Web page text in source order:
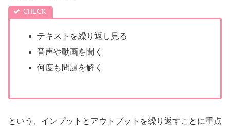
テキストを繰り返し見る
音声や動画を聞く
何度も問題を解く
という、インプットとアウトプットを繰り返すことに重点